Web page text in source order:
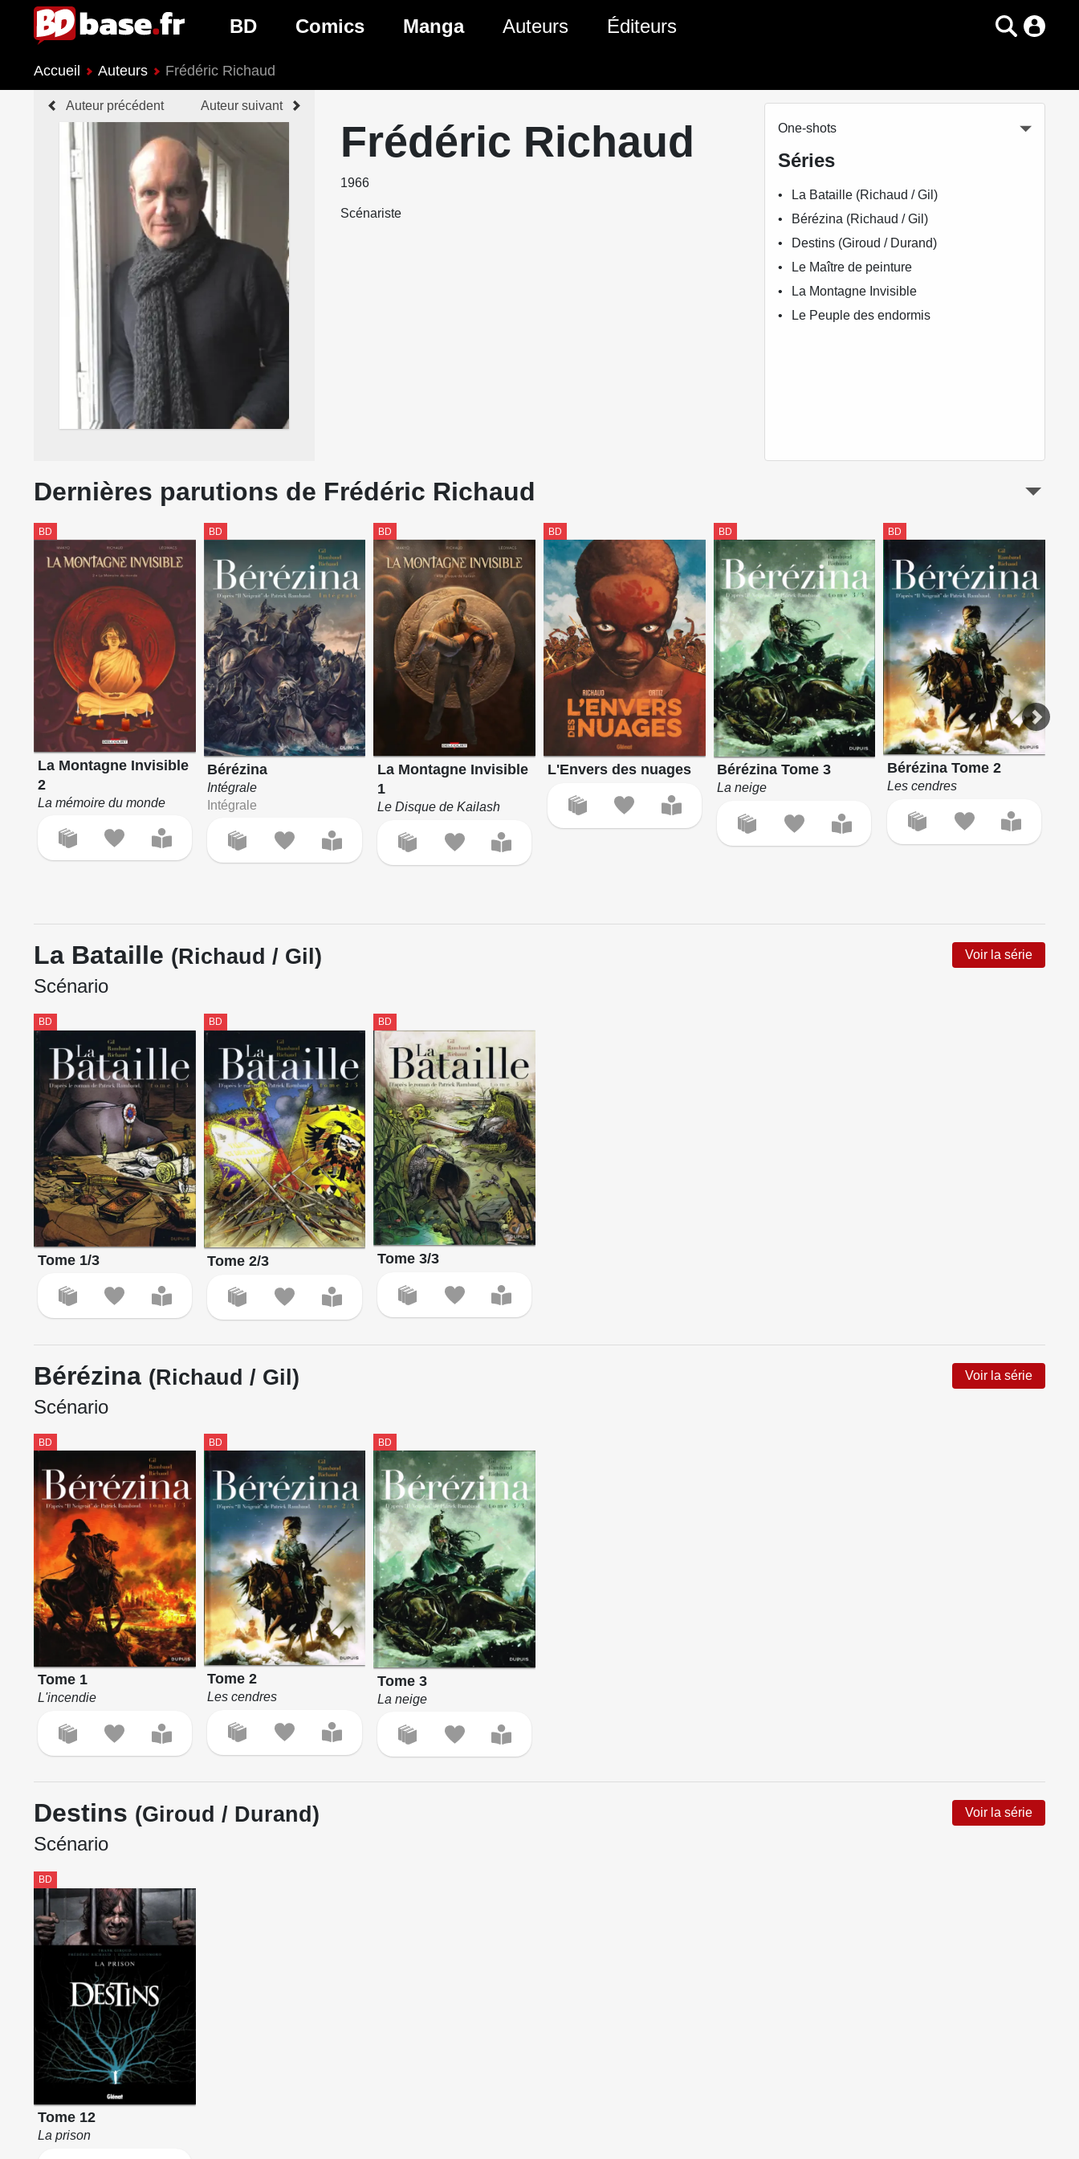
BD
Nouveautés BD
Prochaines sorties BD
Comics
Genres Comics
Manga
Genres Manga
Auteurs Éditeurs
Accueil Auteurs Frédéric Richaud
Auteur précédent Auteur suivant
Frédéric Richaud
1966
Scénariste
One-shots
Séries
La Bataille (Richaud / Gil)
Bérézina (Richaud / Gil)
Destins (Giroud / Durand)
Le Maître de peinture
La Montagne Invisible
Le Peuple des endormis
Dernières parutions de Frédéric Richaud
BD
La Montagne Invisible
2
La mémoire du monde
BD
Bérézina
Intégrale
Intégrale
BD
La Montagne Invisible
1
Le Disque de Kailash
BD
L'Envers des nuages
BD
Bérézina Tome 3
La neige
BD
Bérézina Tome 2
Les cendres
La Bataille (Richaud / Gil) Voir la série
Scénario
BD
Tome 1/3
BD
Tome 2/3
BD
Tome 3/3
Bérézina (Richaud / Gil) Voir la série
Scénario
BD
Tome 1
L'incendie
BD
Tome 2
Les cendres
BD
Tome 3
La neige
Destins (Giroud / Durand) Voir la série
Scénario
BD
Tome 12
La prison